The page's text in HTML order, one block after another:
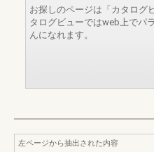
お探しのページは「カタログ
タログビューではweb上でパ
んになれます。
左ページから抽出された内容